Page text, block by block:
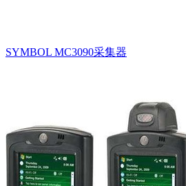
SYMBOL MC3090采集器